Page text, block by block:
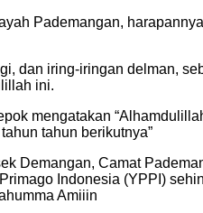
Pademangan,
dan iring-iringan delman,
ini.
mengatakan
tahun berikutnya”
Demangan, Camat
Indonesia (YPPI)
Amiiin